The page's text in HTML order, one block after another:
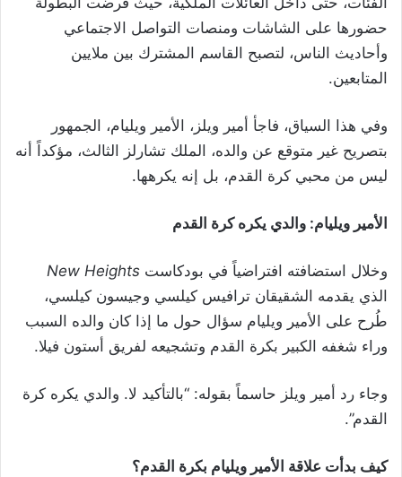
حضورها على الشاشات ومنصات التواصل الاجتماعي
وأحاديث الناس، لتصبح القاسم المشترك بين ملايين
المتابعين.
وفي هذا السياق، فاجأ أمير ويلز، الأمير ويليام، الجمهور
بتصريح غير متوقع عن والده، الملك تشارلز الثالث، مؤكداً أنه
ليس من محبي كرة القدم، بل إنه يكرهها.
الأمير ويليام: والدي يكره كرة القدم
وخلال استضافته افتراضياً في بودكاست New Heights
الذي يقدمه الشقيقان ترافيس كيلسي وجيسون كيلسي،
طُرح على الأمير ويليام سؤال حول ما إذا كان والده السبب
وراء شغفه الكبير بكرة القدم وتشجيعه لفريق أستون فيلا.
وجاء رد أمير ويلز حاسماً بقوله: “بالتأكيد لا. والدي يكره كرة
القدم”.
كيف بدأت علاقة الأمير ويليام بكرة القدم؟